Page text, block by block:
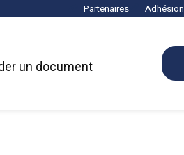
Partenaires Adhésion
un document